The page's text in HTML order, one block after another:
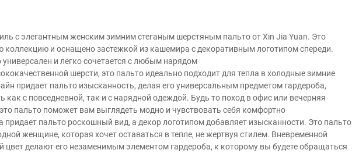
с элегантным женским зимним стеганым шерстяным пальто от Xin Jia Yuan. Это
коллекцию и оснащено застежкой из кашемира с декоративным логотипом спереди.
и легко сочетается с любым нарядом
шерсти, это пальто идеально подходит для тепла в холодные зимние
придает пальто изысканность, делая его универсальным предметом гардероба,
как с повседневной, так и с нарядной одеждой. Будь то поход в офис или вечерняя
пальто поможет вам выглядеть модно и чувствовать себя комфортно
придает пальто роскошный вид, а декор логотипом добавляет изысканности. Это пальто
женщине, которая хочет оставаться в тепле, не жертвуя стилем. Вневременной
цвет делают его незаменимым элементом гардероба, к которому вы будете обращаться